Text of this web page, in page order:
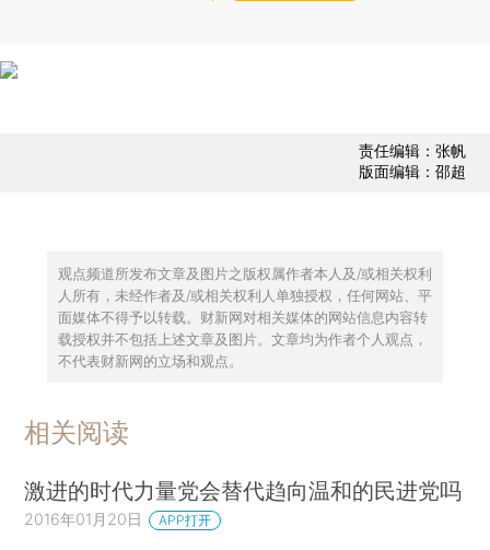
责任编辑：张帆
版面编辑：邵超
观点频道所发布文章及图片之版权属作者本人及/或相关权利
人所有，未经作者及/或相关权利人单独授权，任何网站、平
面媒体不得予以转载。财新网对相关媒体的网站信息内容转
载授权并不包括上述文章及图片。文章均为作者个人观点，
不代表财新网的立场和观点。
相关阅读
激进的时代力量党会替代趋向温和的民进党吗
2016年01月20日 APP打开